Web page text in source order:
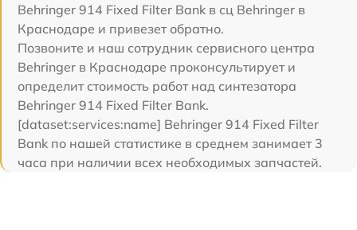
Behringer 914 Fixed Filter Bank в сц Behringer в
Краснодаре и привезет обратно.
Позвоните и наш сотрудник сервисного центра
Behringer в Краснодаре проконсультирует и
определит стоимость работ над синтезатора
Behringer 914 Fixed Filter Bank.
[dataset:services:name] Behringer 914 Fixed Filter
Bank по нашей статистике в среднем занимает 3
часа при наличии всех необходимых запчастей.